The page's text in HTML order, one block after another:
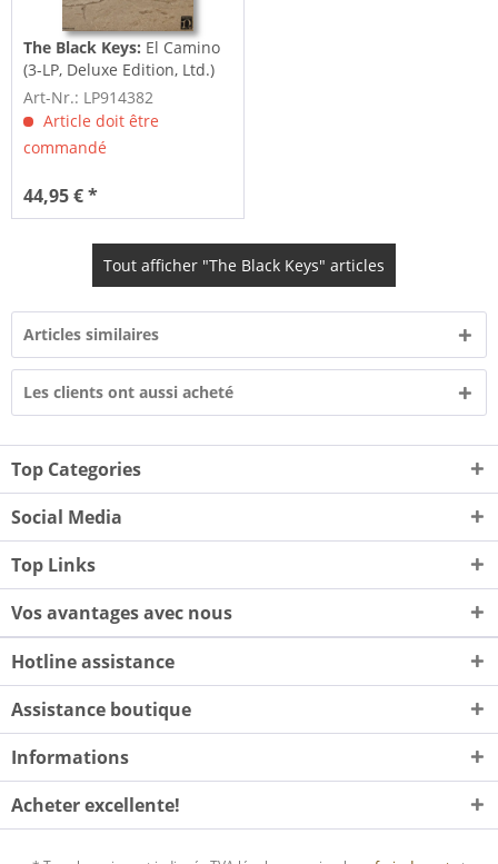
The Black Keys: El Camino
(3-LP, Deluxe Edition, Ltd.)
Art-Nr.: LP914382
Article doit être
commandé
44,95 € *
Tout afficher "The Black Keys" articles
Articles similaires
Les clients ont aussi acheté
Top Categories
Social Media
Top Links
Vos avantages avec nous
Hotline assistance
Assistance boutique
Informations
Acheter excellente!